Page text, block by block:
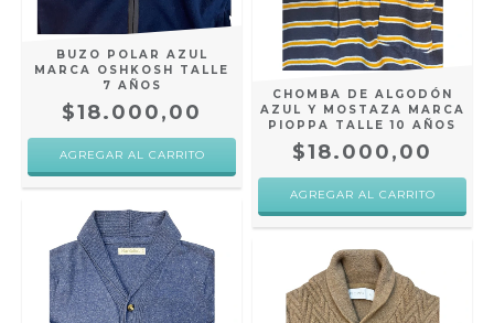
BUZO POLAR AZUL
MARCA OSHKOSH TALLE
7 AÑOS
$18.000,00
CHOMBA DE ALGODÓN
AZUL Y MOSTAZA MARCA
PIOPPA TALLE 10 AÑOS
$18.000,00